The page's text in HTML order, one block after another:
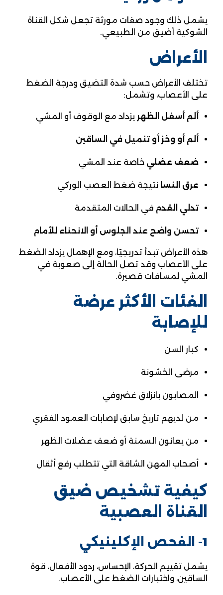
يشمل ذلك وجود صفات مورثة تجعل شكل القناة
الشوكية أضيق من الطبيعي.
الأعراض
تختلف الأعراض حسب شدة التضيق ودرجة الضغط
على الأعصاب، وتشمل:
ألم أسفل الظهر يزداد مع الوقوف أو المشي
ألم أو وخز أو تنميل في الساقين
ضعف عضلي خاصة عند المشي
عرق النسا نتيجة ضغط العصب الوركي
تدلي القدم في الحالات المتقدمة
تحسن واضح عند الجلوس أو الانحناء للأمام
هذه الأعراض تبدأ تدريجيًا، ومع الإهمال يزداد الضغط
على الأعصاب وقد تصل الحالة إلى صعوبة في
المشي لمسافات قصيرة.
الفئات الأكثر عرضة
للإصابة
كبار السن
مرضى الخشونة
المصابون بانزلاق غضروفي
من لديهم تاريخ سابق لإصابات العمود الفقري
من يعانون السمنة أو ضعف عضلات الظهر
أصحاب المهن الشاقة التي تتطلب رفع أثقال
كيفية تشخيص ضيق
القناة العصبية
1- الفحص الإكلينيكي
يشمل تقييم الحركة، الإحساس، ردود الأفعال، قوة
الساقين، واختبارات الضغط على الأعصاب.